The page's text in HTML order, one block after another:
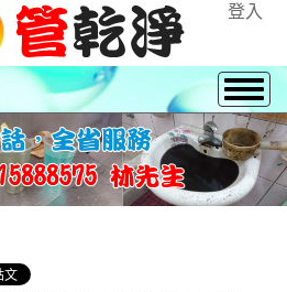
登入